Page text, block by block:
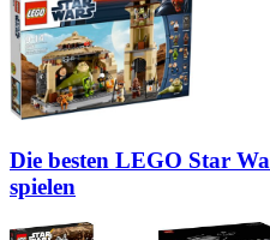
Die besten LEGO Star
spielen